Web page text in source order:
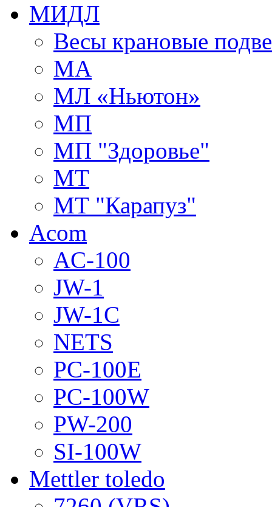
МИДЛ
Весы крановые
МА
МЛ «Ньютон»
МП
МП "Здоровье"
МТ
МТ "Карапуз"
Acom
AC-100
JW-1
JW-1C
NETS
PC-100E
PC-100W
PW-200
SI-100W
Mettler toledo